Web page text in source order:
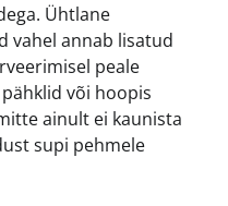
Ühtlane
vahel annab lisatud
peale
või hoopis
ainult ei kaunista
supi pehmele